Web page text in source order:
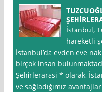
İstanbul,
hareketli
İstanbul’da evden eve
birçok insan
Şehi̇rlerarasi * olarak,
ve sağladığımız